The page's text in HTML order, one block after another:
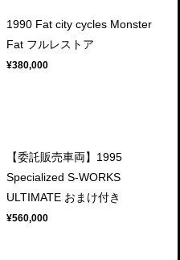
1990 Fat city cycles Monster
Fat フルレストア
¥380,000
【委託販売車両】1995
Specialized S-WORKS
ULTIMATE おまけ付き
¥560,000